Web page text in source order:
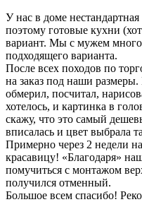
У нас в доме
поэтому готовые кухни
вариант. Мы с мужем
подходящего варианта.
После всех походов по
на заказ под наши
обмерил, посчитал,
хотелось, и картинка в
скажу, что это самый
вписалась и цвет выбрала
Примерно через 2 недели
красавицу! «Благодаря»
помучиться с монтажом
получился отменный.
Большое всем спасибо!